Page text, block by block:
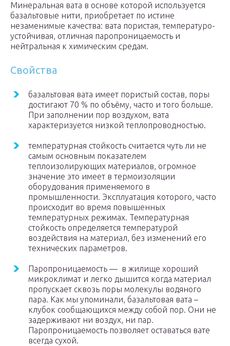
Минеральная вата в основе которой используется
базальтовые нити, приобретает по истине
незаменимые качества: вата пористая, температуро-
устойчивая, отличная паропроницаемость и
нейтральная к химическим средам.
Свойства
базальтовая вата имеет пористый состав, поры
достигают 70 % по объёму, часто и того больше.
При заполнении пор воздухом, вата
характеризуется низкой теплопроводностью.
температурная стойкость считается чуть ли не
самым основным показателем
теплоизолирующих материалов, огромное
значение это имеет в термоизоляции
оборудования применяемого в
промышленности. Эксплуатация которого, часто
происходит во время повышенных
температурных режимах. Температурная
стойкость определяется температурой
воздействия на материал, без изменений его
технических параметров.
Паропроницаемость — в жилище хороший
микроклимат и легко дышится когда материал
пропускает сквозь поры молекулы водяного
пара. Как мы упоминали, базальтовая вата –
клубок сообщающихся между собой пор. Они не
задерживают ни воздух, ни пар.
Паропроницаемость позволяет оставаться вате
всегда сухой.